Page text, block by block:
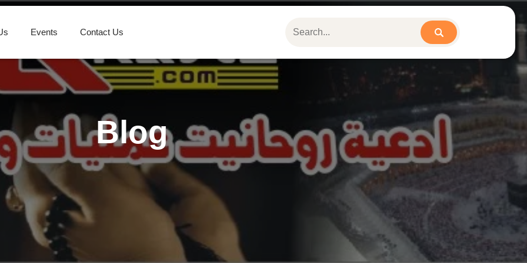
Events Contact Us
Blog